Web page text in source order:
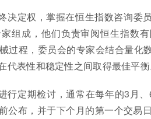
决定权，掌握在恒生指数咨询委
组成，他们负责审阅恒生指数
过程，委员会的专家会结合量化
表性和稳定性之间取得最佳平衡
行定期检讨，通常在每年的3月
公布，并于下个月的第一个交易